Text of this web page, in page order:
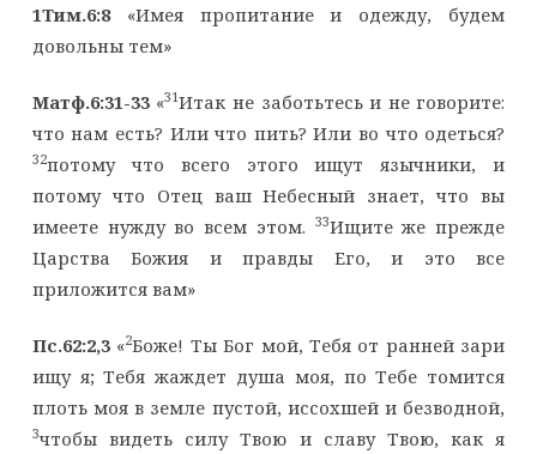
1Тим.6:8«Имея пропитание и одежду, будем
довольны тем»
Матф.6:31-33«31Итак не заботьтесь и не говорите:
что нам есть? Или что пить? Или во что одеться?
32потому что всего этого ищут язычники, и
потому что Отец ваш Небесный знает, что вы
имеете нужду во всем этом. 33Ищите же прежде
Царства Божия и правды Его, и это все
приложится вам»
Пс.62:2,3«2Боже! Ты Бог мой, Тебя от ранней зари
ищу я; Тебя жаждет душа моя, по Тебе томится
плоть моя в земле пустой, иссохшей и безводной,
3чтобы видеть силу Твою и славу Твою, как я